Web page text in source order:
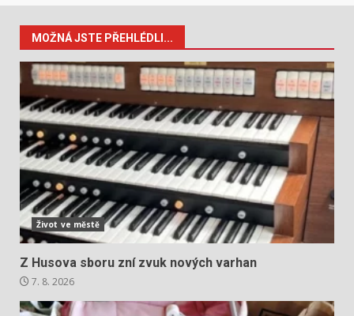
MOŽNÁ JSTE PŘEHLÉDLI...
Život ve městě
Z Husova sboru zní zvuk nových varhan
7. 8. 2026